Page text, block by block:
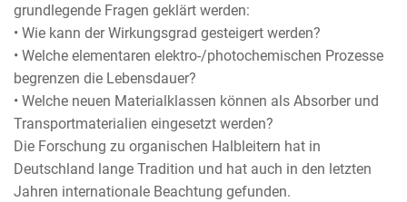
grundlegende Fragen geklärt werden:
• Wie kann der Wirkungsgrad gesteigert werden?
• Welche elementaren elektro-/photochemischen Prozesse
begrenzen die Lebensdauer?
• Welche neuen Materialklassen können als Absorber und
Transportmaterialien eingesetzt werden?
Die Forschung zu organischen Halbleitern hat in
Deutschland lange Tradition und hat auch in den letzten
Jahren internationale Beachtung gefunden.